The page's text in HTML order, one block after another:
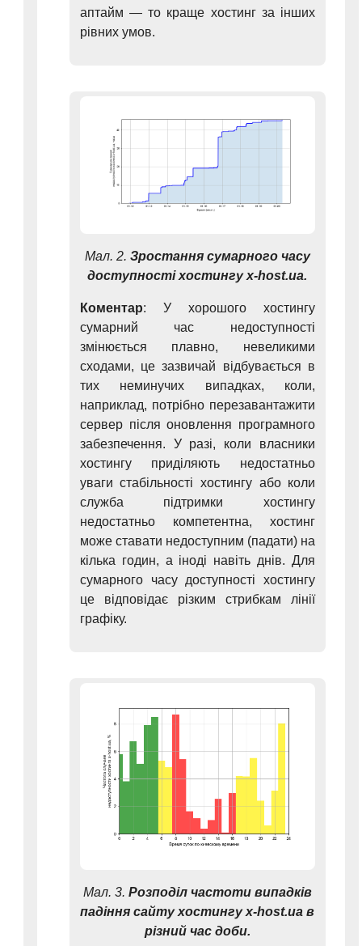
аптайм — то краще хостинг за інших
рівних умов.
Мал. 2. Зростання сумарного часу
доступності хостингу x-host.ua.
Коментар: У хорошого хостингу
сумарний час недоступності
змінюється плавно, невеликими
сходами, це зазвичай відбувається в
тих неминучих випадках, коли,
наприклад, потрібно перезавантажити
сервер після оновлення програмного
забезпечення. У разі, коли власники
хостингу приділяють недостатньо
уваги стабільності хостингу або коли
служба підтримки хостингу
недостатньо компетентна, хостинг
може ставати недоступним (падати) на
кілька годин, а іноді навіть днів. Для
сумарного часу доступності хостингу
це відповідає різким стрибкам лінії
графіку.
Мал. 3. Розподіл частоти випадків
падіння сайту хостингу x-host.ua в
різний час доби.